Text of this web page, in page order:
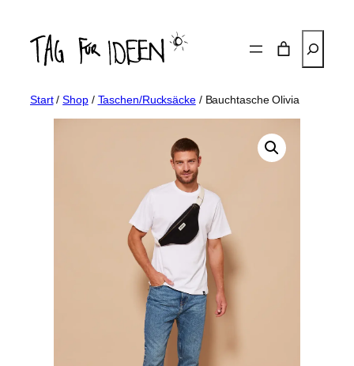
Inhalt
springen
Start/Shop/ Taschen/Rucksäcke/ Bauchtasche Olivia